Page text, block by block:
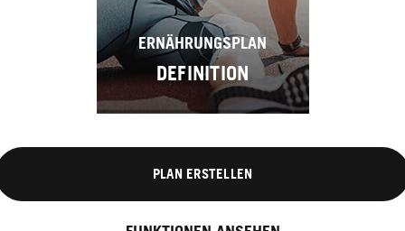
ERNÄHRUNGSPLAN
DEFINITION
PLAN ERSTELLEN